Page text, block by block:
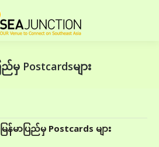
ည်မှ Postcardsများ
မြန်မာပြည်မှ Postcards များ